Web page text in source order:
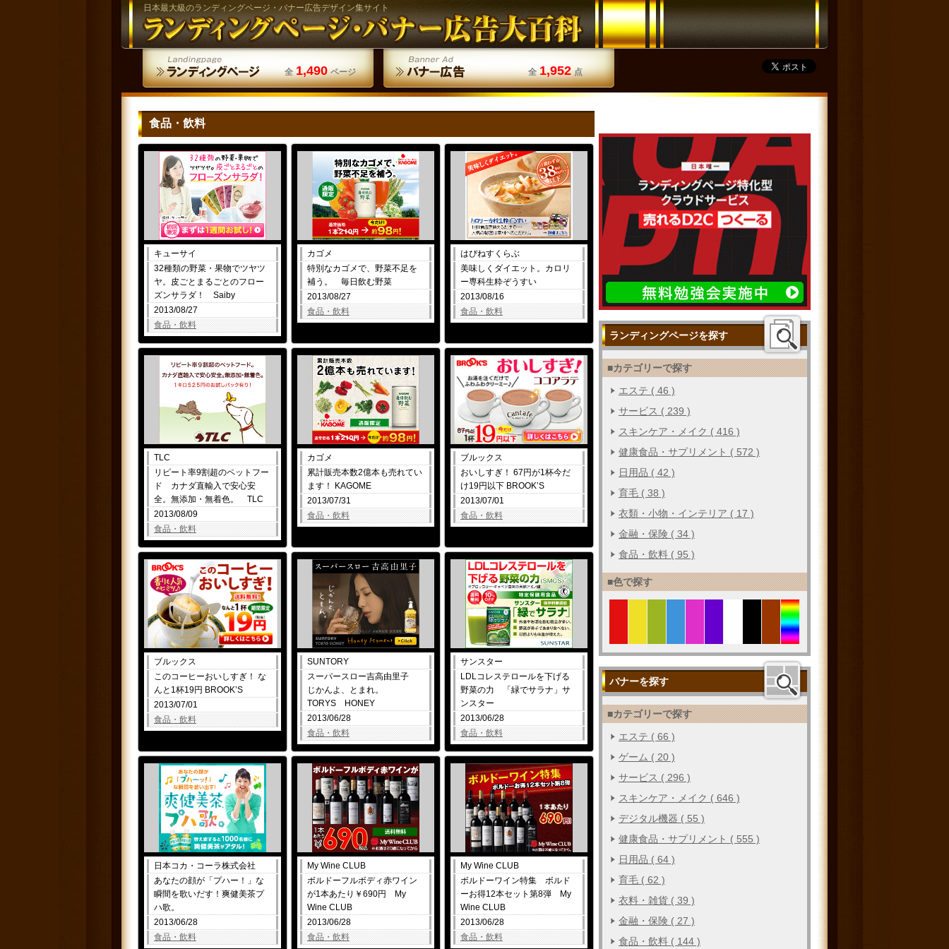
日本最大級のランディングページ・バナー広告デザイン集サイト
全 1,490 ページ 全 1,952 点
食品・飲料
キューサイ
32種類の野菜・果物でツヤツ
ヤ。皮ごとまるごとのフロー
ズンサラダ！ Saiby
2013/08/27
食品・飲料
カゴメ
特別なカゴメで、野菜不足を
補う。 毎日飲む野菜
2013/08/27
食品・飲料
はぴねすくらぶ
美味しくダイエット。カロリ
ー専科生粋ぞうすい
2013/08/16
食品・飲料
TLC
リピート率9割超のペットフー
ド カナダ直輸入で安心安
全。無添加・無着色。 TLC
2013/08/09
食品・飲料
カゴメ
累計販売本数2億本も売れてい
ます！ KAGOME
2013/07/31
食品・飲料
ブルックス
おいしすぎ！ 67円が1杯今だ
け19円以下 BROOK’S
2013/07/01
食品・飲料
ブルックス
このコーヒーおいしすぎ！ な
んと1杯19円 BROOK’S
2013/07/01
食品・飲料
SUNTORY
スーパースロー吉高由里子
じかんよ、とまれ。
TORYS HONEY
2013/06/28
食品・飲料
サンスター
LDLコレステロールを下げる
野菜の力 「緑でサラナ」サ
ンスター
2013/06/28
食品・飲料
日本コカ・コーラ株式会社
あなたの顔が「プハー！」な
瞬間を歌いだす！爽健美茶プ
ハ歌。
2013/06/28
食品・飲料
My Wine CLUB
ボルドーフルボディ赤ワイン
が1本あたり￥690円 My
Wine CLUB
2013/06/28
食品・飲料
My Wine CLUB
ボルドーワイン特集 ボルド
ーお得12本セット第8弾 My
Wine CLUB
2013/06/28
食品・飲料
ランディングページを探す
■カテゴリーで探す
エステ ( 46 )
サービス ( 239 )
スキンケア・メイク ( 416 )
健康食品・サプリメント ( 572 )
日用品 ( 42 )
育毛 ( 38 )
衣類・小物・インテリア ( 17 )
金融・保険 ( 34 )
食品・飲料 ( 95 )
■色で探す
バナーを探す
■カテゴリーで探す
エステ ( 66 )
ゲーム ( 20 )
サービス ( 296 )
スキンケア・メイク ( 646 )
デジタル機器 ( 55 )
健康食品・サプリメント ( 555 )
日用品 ( 64 )
育毛 ( 62 )
衣料・雑貨 ( 39 )
金融・保険 ( 27 )
食品・飲料 ( 144 )